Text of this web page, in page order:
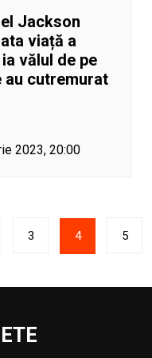
Jackson
viață a
vălul de pe
au cutremurat
2023, 20:00
3 4 5